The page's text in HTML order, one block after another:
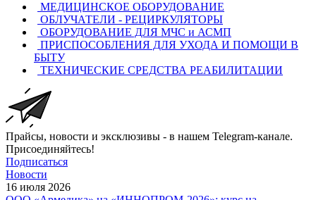
МЕДИЦИНСКОЕ ОБОРУДОВАНИЕ
ОБЛУЧАТЕЛИ - РЕЦИРКУЛЯТОРЫ
ОБОРУДОВАНИЕ ДЛЯ МЧС и АСМП
ПРИСПОСОБЛЕНИЯ ДЛЯ УХОДА И ПОМОЩИ В
БЫТУ
ТЕХНИЧЕСКИЕ СРЕДСТВА РЕАБИЛИТАЦИИ
Прайсы, новости и эксклюзивы - в нашем Telegram-канале.
Присоединяйтесь!
Подписаться
Новости
16 июля 2026